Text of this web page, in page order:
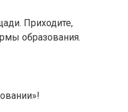
Приходите,
образования.